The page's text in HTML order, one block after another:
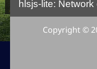
hlsjs-lite: Network
Copyright ©